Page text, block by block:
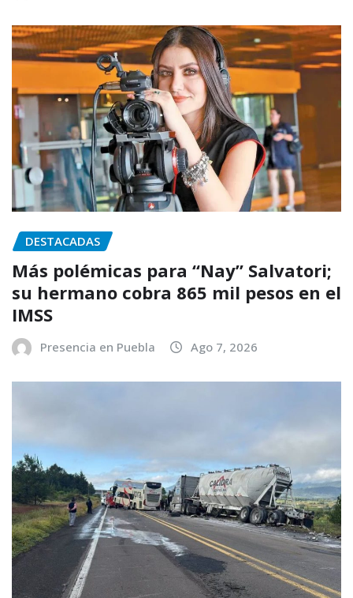
DESTACADAS
Más polémicas para “Nay” Salvatori;
su hermano cobra 865 mil pesos en el
IMSS
Presencia en Puebla Ago 7, 2026